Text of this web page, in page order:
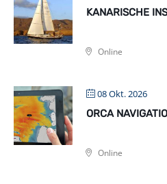
KANARISCHE
Online
08 Okt. 2026
ORCA
Online